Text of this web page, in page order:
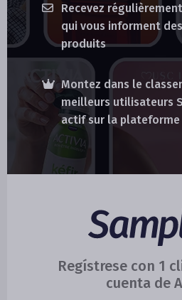
Recevez
qui vous informent
produits
Montez dans le
meilleurs utilisateurs
actif sur la plateforme
Regístrese con 1
cuenta de